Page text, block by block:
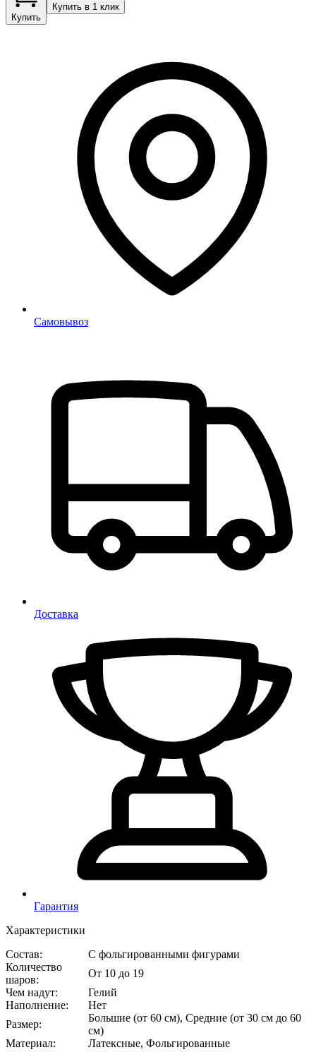
Купить
Купить в 1 клик
Самовывоз
Доставка
Гарантия
Характеристики
Состав:
С фольгированными фигурами
Количество
шаров:
От 10 до 19
Чем надут:
Гелий
Наполнение:
Нет
Размер:
Большие (от 60 см), Средние (от 30 см до 60
см)
Материал:
Латексные, Фольгированные